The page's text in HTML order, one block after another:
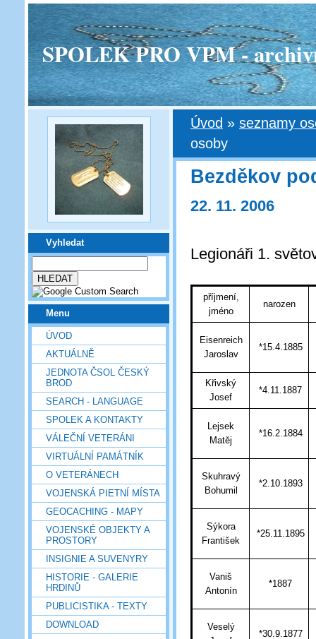
SPOLEK PRO VPM -
Vyhledat
Menu
ÚVOD
AKTUÁLNĚ
JEDNOTA ČSOL ČESKÝ
BROD
SEARCH - LANGUAGE
SPOLEK A KONTAKTY
VÁLEČNÍ VETERÁNI
VIRTUÁLNÍ PAMÁTNÍK
O VETERÁNECH
VOJENSKÁ PIETNÍ MÍSTA
GEOCACHING - MAPY
VOJENSKÉ OBJEKTY A
PROSTORY
INSIGNIE A SUVENYRY
HISTORIE - GALERIE
HRDINŮ
PUBLICISTIKA - TEXTY
DOWNLOAD
Úvod » seznamy
osoby
Bezděkov
22. 11. 2006
Legionáři 1.
příjmení,
jméno
narozen
Eisenreich
Jaroslav
*15.4.1885
Křivský
Josef
*4.11.1887
Lejsek
Matěj
*16.2.1884
Skuhravý
Bohumil
*2.10.1893
Sýkora
František
*25.11.1895
Vaniš
Antonín
*1887
Veselý
*30.9.1877